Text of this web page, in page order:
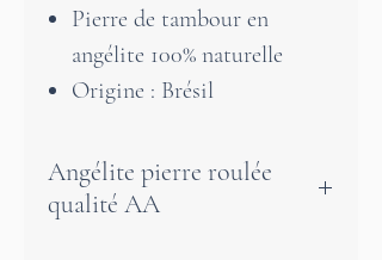
Pierre de tambour en
angélite 100% naturelle
Origine : Brésil
Angélite pierre roulée
qualité AA